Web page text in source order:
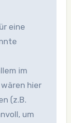
eine
im
hier
(z.B.
um